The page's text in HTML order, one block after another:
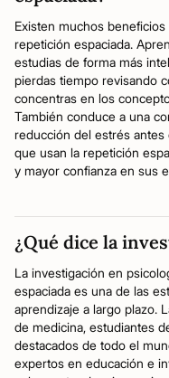
Existen muchos
repetición espaciada.
estudias de forma más
pierdas tiempo revisando
concentras en los
También conduce a una
reducción del estrés
que usan la repetición
y mayor confianza en sus
¿Qué dice la
La investigación en
espaciada es una de las
aprendizaje a largo plazo.
de medicina, estudiantes
destacados de todo el
expertos en educación e